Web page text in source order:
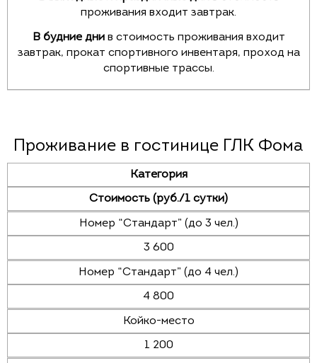
проживания входит завтрак.
В будние днив стоимость проживания входит
завтрак, прокат спортивного инвентаря, проход на
спортивные трассы.
Проживание в гостинице ГЛК Фома
Категория
Стоимость (руб./1 сутки)
Номер “Стандарт” (до 3 чел.)
3 600
Номер “Стандарт” (до 4 чел.)
4 800
Койко-место
1 200